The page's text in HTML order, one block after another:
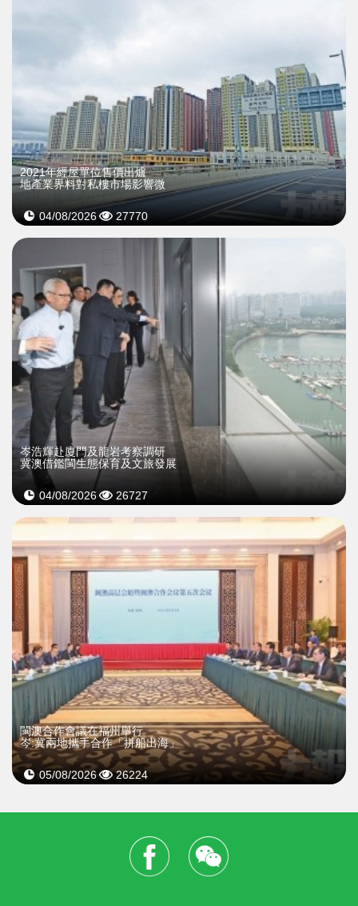
2021年經屋單位售價出爐
地產業界料對私樓市場影響微
04/08/2026 27770
岑浩輝赴廈門及龍岩考察調研
冀澳借鑑閩生態保育及文旅發展
04/08/2026 26727
閩澳合作會議在福州舉行
岑:冀兩地攜手合作「拼船出海」
05/08/2026 26224